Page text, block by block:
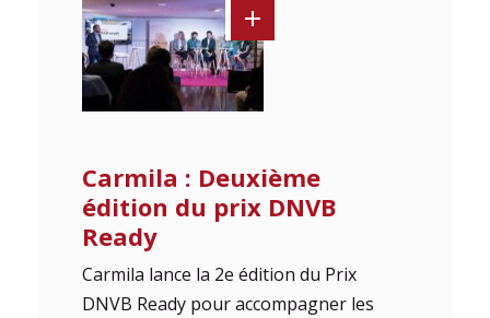
Carmila : Deuxième
édition du prix DNVB
Ready
Carmila lance la 2e édition du Prix
DNVB Ready pour accompagner les